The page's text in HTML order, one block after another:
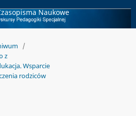
Naukowe
/
z
Wsparcie
rodziców